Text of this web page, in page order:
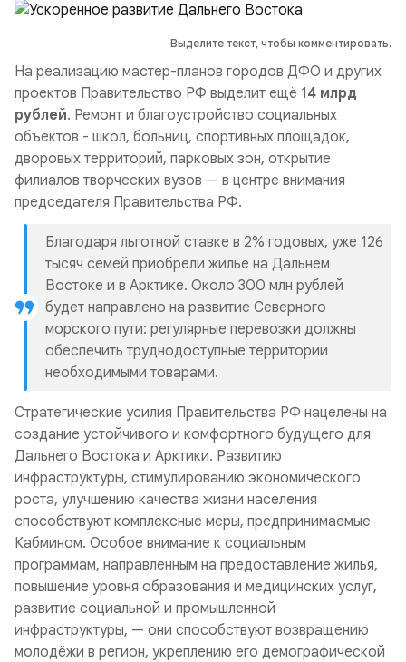
Выделите текст, чтобы комментировать.
На реализацию мастер-планов городов ДФО и других
проектов Правительство РФ выделит ещё 14 млрд
рублей. Ремонт и благоустройство социальных
объектов - школ, больниц, спортивных площадок,
дворовых территорий, парковых зон, открытие
филиалов творческих вузов — в центре внимания
председателя Правительства РФ.
Благодаря льготной ставке в 2% годовых, уже 126
тысяч семей приобрели жилье на Дальнем
Востоке и в Арктике. Около 300 млн рублей
будет направлено на развитие Северного
морского пути: регулярные перевозки должны
обеспечить труднодоступные территории
необходимыми товарами.
Стратегические усилия Правительства РФ нацелены на
создание устойчивого и комфортного будущего для
Дальнего Востока и Арктики. Развитию
инфраструктуры, стимулированию экономического
роста, улучшению качества жизни населения
способствуют комплексные меры, предпринимаемые
Кабмином. Особое внимание к социальным
программам, направленным на предоставление жилья,
повышение уровня образования и медицинских услуг,
развитие социальной и промышленной
инфраструктуры, — они способствуют возвращению
молодёжи в регион, укреплению его демографической